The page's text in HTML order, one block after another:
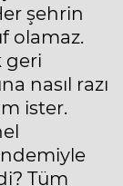
şehrin
olamaz.
geri
nasıl razı
ister.
Tüm